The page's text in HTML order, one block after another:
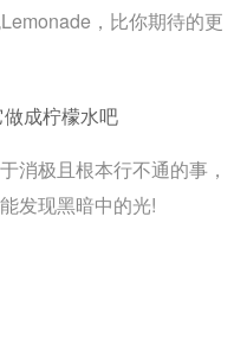
，比你期待的更
成柠檬水吧
消极且根本行不通的事，
发现黑暗中的光!